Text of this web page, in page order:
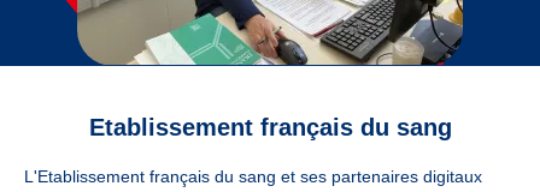
Etablissement français du sang
L'Etablissement français du sang et ses partenaires digitaux